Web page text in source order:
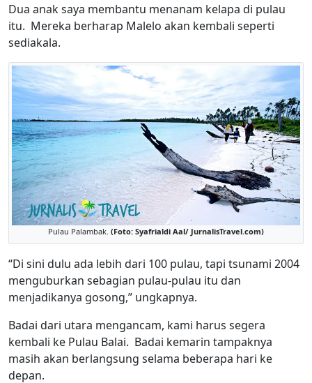
Dua anak saya membantu menanam kelapa di pulau
itu. Mereka berharap Malelo akan kembali seperti
sediakala.
Pulau Palambak. (Foto: Syafrialdi Aal/ JurnalisTravel.com)
“Di sini dulu ada lebih dari 100 pulau, tapi tsunami 2004
menguburkan sebagian pulau-pulau itu dan
menjadikanya gosong,” ungkapnya.
Badai dari utara mengancam, kami harus segera
kembali ke Pulau Balai. Badai kemarin tampaknya
masih akan berlangsung selama beberapa hari ke
depan.